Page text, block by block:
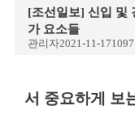
[조선일보] 신입 및
가 요소들
관리자2021-11-171097
신입 및
서 중요하게 보